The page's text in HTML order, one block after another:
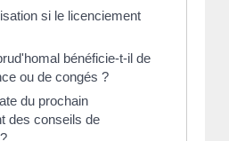
si le licenciement
bénéficie-t-il de
ou de congés ?
du prochain
des conseils de